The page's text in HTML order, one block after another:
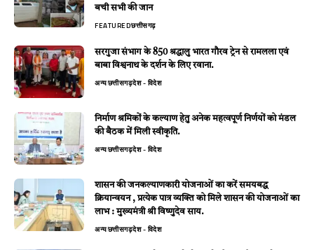
बची सभी की जान
FEATUREDछत्तीसगढ़
सरगुजा संभाग के 850 श्रद्धालु भारत गौरव ट्रेन से रामलला एवं
बाबा विश्वनाथ के दर्शन के लिए रवाना.
अन्यछत्तीसगढ़देश - विदेश
निर्माण श्रमिकों के कल्याण हेतु अनेक महत्वपूर्ण निर्णयों को मंडल
की बैठक में मिली स्वीकृति.
अन्यछत्तीसगढ़देश - विदेश
शासन की जनकल्याणकारी योजनाओं का करें समयबद्ध
क्रियान्वयन , प्रत्येक पात्र व्यक्ति को मिले शासन की योजनाओं का
लाभ : मुख्यमंत्री श्री विष्णुदेव साय.
अन्यछत्तीसगढ़देश - विदेश